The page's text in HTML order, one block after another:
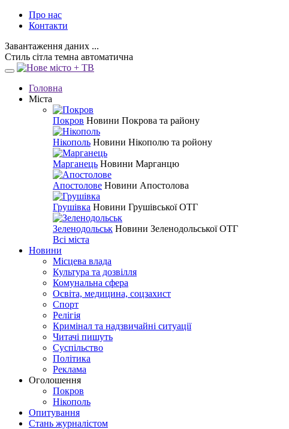
Про нас
Контакти
Завантаження даних ...
Стиль сітла темна автоматична
Головна
Міста
Покров Новини Покрова та району
Нікополь Новини Нікополю та ройону
Марганець Новини Марганцю
Апостолове Новини Апостолова
Грушівка Новини Грушівської ОТГ
Зеленодольськ Новини Зеленодольської ОТГ
Всі міста
Новини
Місцева влада
Культура та дозвілля
Комунальна сфера
Освіта, медицина, соцзахист
Спорт
Релігія
Кримінал та надзвичайні ситуації
Читачі пишуть
Суспільство
Політика
Реклама
Оголошення
Покров
Нікополь
Опитування
Стань журналістом